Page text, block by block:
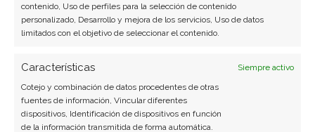
contenido, Uso de perfiles para la selección de contenido
personalizado, Desarrollo y mejora de los servicios, Uso de datos
limitados con el objetivo de seleccionar el contenido.
Características
Siempre activo
Cotejo y combinación de datos procedentes de otras
fuentes de información, Vincular diferentes
dispositivos, Identificación de dispositivos en función
de la información transmitida de forma automática.
Strategy: ¿Comprar o vender? El nuevo Análisis
de Strategy del 7 de agosto tiene la respuesta:
Los últimos resultados de Strategy son
los inversores de Strategy. ¿Merece la pena
invertir o es momento de vender? En el Análisis